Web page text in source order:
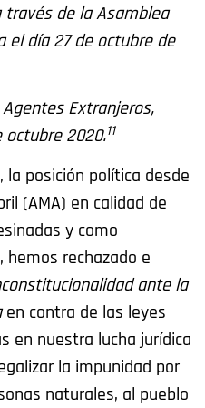
de la Asamblea
el día 27 de octubre de
Extranjeros,
octubre 2020.11
la posición política desde
(AMA) en calidad de
y como
hemos rechazado e
ante la
en contra de las leyes
en nuestra lucha jurídica
la impunidad por
naturales, al pueblo